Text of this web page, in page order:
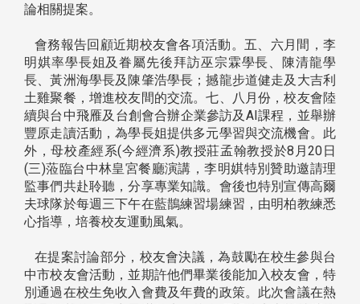
論相關提案。
會務報告回顧近期校友會各項活動。五、六月間，李
明娸率學長姐及眷屬先後拜訪巫宗霖學長、陳清龍學
長、黃洲海學長及陳肇浩學長；撼龍步道健走及大吉利
土雞聚餐，增進校友間的交流。七、八月份，校友會陸
續與台中飛雁及台創會合辦企業參訪及AI課程，並舉辦
豐原走讀活動，為學長姐提供多元學習與交流機會。此
外，母校產經系(今經濟系)教授莊孟翰教授於8月20日
(三)蒞臨台中林皇宮餐廳演講，李明娸特別贊助邀請理
監事們共赴聆聽，分享專業知識。會後也特別宣傳高爾
夫球隊於每週三下午在藍鵲練習場練習，由明柏教練悉
心指導，培養校友運動風氣。
在提案討論部分，校友會決議，為鼓勵在校生參與台
中市校友會活動，並期許他們畢業後能加入校友會，特
別通過在校生免收入會費及年費的政策。此次會議在熱